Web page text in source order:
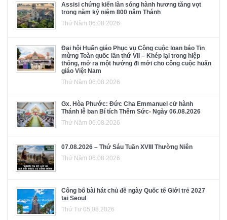
Assisi chứng kiến làn sóng hành hương tăng vọt
trong năm kỷ niệm 800 năm Thánh
Thứ Năm 06.08.2026
Đại hội Huấn giáo Phục vụ Công cuộc loan báo Tin
mừng Toàn quốc lần thứ VII – Khép lại trong hiệp
thông, mở ra một hướng đi mới cho công cuộc huấn
giáo Việt Nam
Thứ Năm 06.08.2026
Gx. Hòa Phước: Đức Cha Emmanuel cử hành
Thánh lễ ban Bí tích Thêm Sức- Ngày 06.08.2026
Thứ Năm 06.08.2026
07.08.2026 – Thứ Sáu Tuần XVIII Thường Niên
Thứ Năm 06.08.2026
Công bố bài hát chủ đề ngày Quốc tế Giới trẻ 2027
tại Seoul
Thứ Tư 05.08.2026